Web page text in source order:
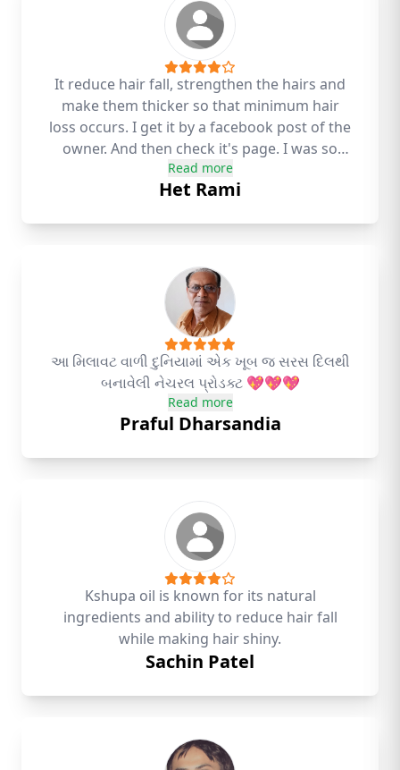
It reduce hair fall, strengthen the hairs and
make them thicker so that minimum hair
loss occurs. I get it by a facebook post of the
owner. And then check it's page. I was so
amazed by the review so I also ordered it. I
am 25 year old and my hair has started
think that will also happen it some days
because I have started using it since a
month.
Read more
Het Rami
આ મિલાવટ વાળી દુનિયામાં એક ખૂબ જ સરસ દિલથી
બનાવેલી નેચરલ પ્રોડક્ટ 💖💖💖
Read more
Praful Dharsandia
Kshupa oil is known for its natural
ingredients and ability to reduce hair fall
while making hair shiny.
Sachin Patel